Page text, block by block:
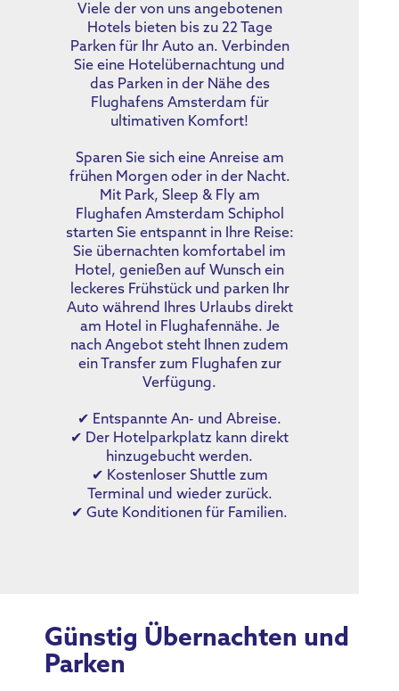
Viele der von uns angebotenen
Hotels bieten bis zu 22 Tage
Parken für Ihr Auto an. Verbinden
Sie eine Hotelübernachtung und
das Parken in der Nähe des
Flughafens Amsterdam für
ultimativen Komfort!
Sparen Sie sich eine Anreise am
frühen Morgen oder in der Nacht.
Mit Park, Sleep & Fly am
Flughafen Amsterdam Schiphol
starten Sie entspannt in Ihre Reise:
Sie übernachten komfortabel im
Hotel, genießen auf Wunsch ein
leckeres Frühstück und parken Ihr
Auto während Ihres Urlaubs direkt
am Hotel in Flughafennähe. Je
nach Angebot steht Ihnen zudem
ein Transfer zum Flughafen zur
Verfügung.
✔ Entspannte An- und Abreise.
✔ Der Hotelparkplatz kann direkt
hinzugebucht werden.
✔ Kostenloser Shuttle zum
Terminal und wieder zurück.
✔ Gute Konditionen für Familien.
Günstig Übernachten und
Parken